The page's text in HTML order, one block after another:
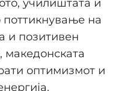
училиштата и
поттикнување на
и позитивен
оптимизмот и